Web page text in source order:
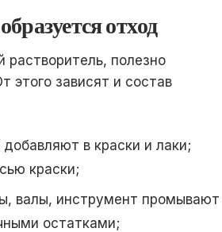
отход
растворитель, полезно
этого зависят и состав
добавляют в краски и лаки;
краски;
валы, инструмент промывают
остатками;